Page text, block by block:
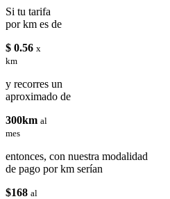
Si tu tarifa
por km es de
$ 0.56 x
km
y recorres un
aproximado de
300km al
mes
entonces, con nuestra modalidad
de pago por km serían
$168 al